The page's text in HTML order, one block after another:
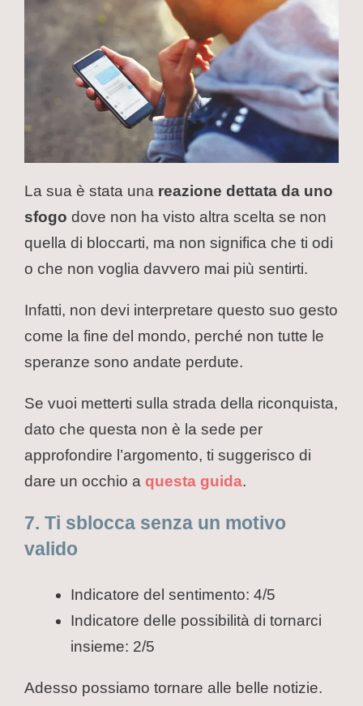
La sua è stata una reazione dettata da uno
sfogo dove non ha visto altra scelta se non
quella di bloccarti, ma non significa che ti odi
o che non voglia davvero mai più sentirti.
Infatti, non devi interpretare questo suo gesto
come la fine del mondo, perché non tutte le
speranze sono andate perdute.
Se vuoi metterti sulla strada della riconquista,
dato che questa non è la sede per
approfondire l’argomento, ti suggerisco di
dare un occhio a questa guida.
7. Ti sblocca senza un motivo
valido
Indicatore del sentimento: 4/5
Indicatore delle possibilità di tornarci
insieme: 2/5
Adesso possiamo tornare alle belle notizie.